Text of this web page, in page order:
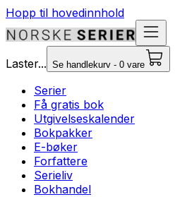
Hopp til hovedinnhold
Laster... Se handlekurv - 0 vare
Serier
Få gratis bok
Utgivelseskalender
Bokpakker
E-bøker
Forfattere
Serieliv
Bokhandel